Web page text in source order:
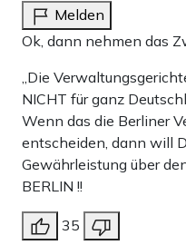
Melden
Ok, dann nehmen das
„Die
NICHT für ganz
Wenn das die Berliner
entscheiden, dann will
Gewährleistung über
BERLIN !!
35